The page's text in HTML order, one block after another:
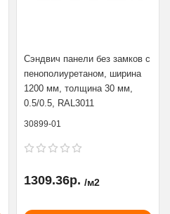
Сэндвич панели без замков с
пенополиуретаном, ширина
1200 мм, толщина 30 мм,
0.5/0.5, RAL3011
30899-01
1309.36р. /м2